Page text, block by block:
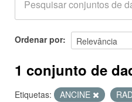
SOBRE
Ordenar por
1 conjunto de
Etiquetas: ANCINE